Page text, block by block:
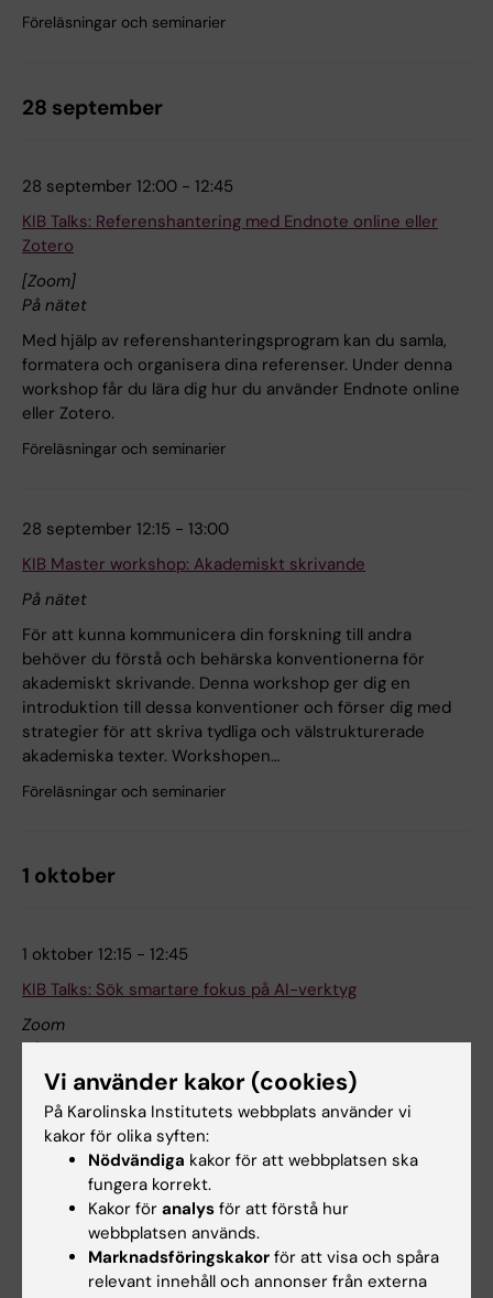
Föreläsningar och seminarier
28 september
28 september 12:00 - 12:45
KIB Talks: Referenshantering med Endnote online eller
Zotero
[Zoom]
På nätet
Med hjälp av referenshanteringsprogram kan du samla,
formatera och organisera dina referenser. Under denna
workshop får du lära dig hur du använder Endnote online
eller Zotero.
Föreläsningar och seminarier
28 september 12:15 - 13:00
KIB Master workshop: Akademiskt skrivande
På nätet
För att kunna kommunicera din forskning till andra
behöver du förstå och behärska konventionerna för
akademiskt skrivande. Denna workshop ger dig en
introduktion till dessa konventioner och förser dig med
strategier för att skriva tydliga och välstrukturerade
akademiska texter. Workshopen…
Föreläsningar och seminarier
1 oktober
1 oktober 12:15 - 12:45
KIB Talks: Sök smartare fokus på AI-verktyg
Zoom
På nätet
Artificiell intelligens förändrar hur vi hittar, analyserar och
sammanfattar vetenskaplig litteratur. Under denna
session kommer vi att demonstrera de senaste AI-
baserade verktygen för vetenskaplig
informationssökning. Det kommer också att finnas tid till
frågor. KIB Talks ges på engelska men vi…
Föreläsningar och seminarier
Vi använder kakor (cookies)
På Karolinska Institutets webbplats använder vi
kakor för olika syften:
Nödvändiga kakor för att webbplatsen ska
fungera korrekt.
Kakor för analys för att förstå hur
webbplatsen används.
Marknadsföringskakor för att visa och spåra
relevant innehåll och annonser från externa